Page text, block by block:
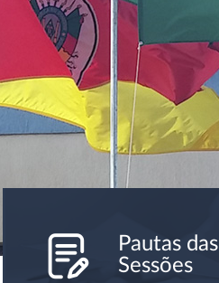
Pautas das
Sessões